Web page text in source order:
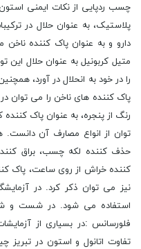
چسب ردپایی از نکات ایمنی
پلاستیک، به عنوان حلال در
دارو و به عنوان پاک کننده
متیل کربونیل به عنوان حلال این
را در خود به انحلال در آورد،
پاک کننده های ناخن را می توان
رنگ از پنجره، به عنوان پاک
توان از انواع مصارف آن
حذف کننده لکه چسب، براق
کننده خراش از روی ساعت، پاک
نیز می توان ذکر کرد. در
استفاده می شود. در شست و
فلورسانس :در بسیاری از
تفاوت اتانول و استون در